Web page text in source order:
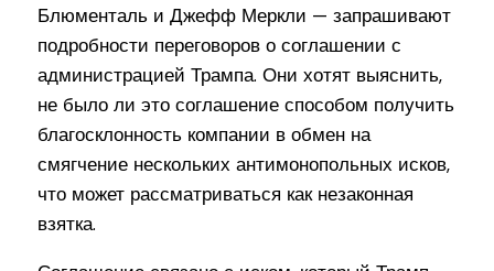
Блюменталь и Джефф Меркли — запрашивают
подробности переговоров о соглашении с
администрацией Трампа. Они хотят выяснить,
не было ли это соглашение способом получить
благосклонность компании в обмен на
смягчение нескольких антимонопольных исков,
что может рассматриваться как незаконная
взятка.